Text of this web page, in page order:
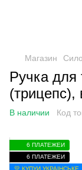
Магазин
Ручка для
В наличии Код
6 ПЛАТЕЖЕЙ
6 ПЛАТЕЖЕЙ
💛 КУПУЙ УКРАЇНСЬКЕ